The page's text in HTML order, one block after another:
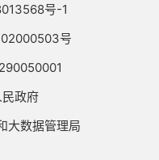
号-1
号
政府
大数据管理局